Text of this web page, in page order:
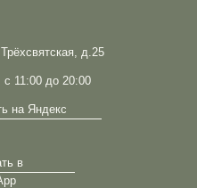
д.25
с 11:00 до 20:00
на Яндекс
в